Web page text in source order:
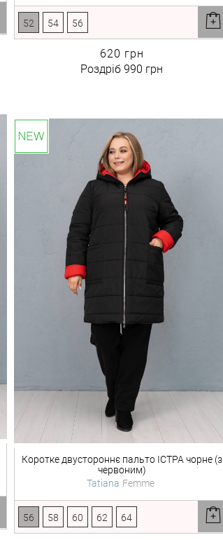
52 54 56
620 грн
Роздріб 990 грн
Коротке двустороннє пальто ІСТРА чорне (з
червоним)
Tatiana Femme
56 58 60 62 64